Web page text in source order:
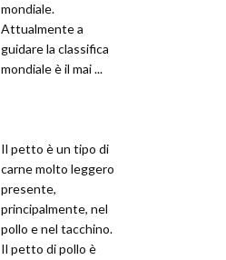
mondiale.
Attualmente a
guidare la classifica
mondiale è il mai ...
Il petto è un tipo di
carne molto leggero
presente,
principalmente, nel
pollo e nel tacchino.
Il petto di pollo è